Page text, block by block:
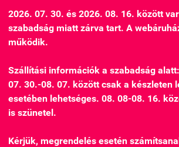
2026. 07. 30. és 2026. 08. 16. között
szabadság miatt zárva tart. A
működik.
Szállítási információk a szabadság alatt:
07. 30.-08. 07. között csak a készleten
esetében lehetséges. 08. 08-08. 16.
is szünetel.
Kérjük, megrendelés esetén